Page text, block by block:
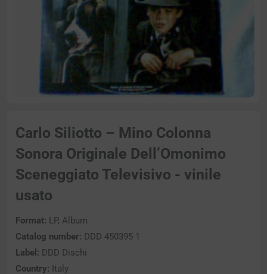
Carlo Siliotto – Mino Colonna
Sonora Originale Dell’Omonimo
Sceneggiato Televisivo - vinile
usato
Format: LP, Album
Catalog number: DDD 450395 1
Label: DDD Dischi
Country: Italy